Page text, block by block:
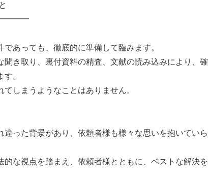
あっても、徹底的に準備して臨みます。
聞き取り、裏付資料の精査、文献の読み込みにより、確
。
しまうようなことはありません。
違った背景があり、依頼者様も様々な思いを抱いていら
的な視点を踏まえ、依頼者様とともに、ベストな解決を